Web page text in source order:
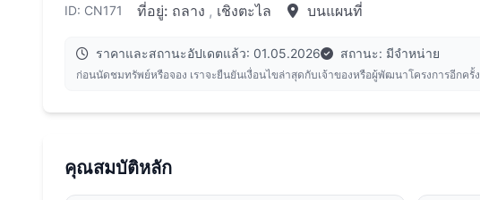
ID: CN171 ที่อยู่: ถลาง , เชิงตะไล บนแผนที่
ราคาและสถานะอัปเดตแล้ว: 01.05.2026 สถานะ: มีจำหน่าย
ก่อนนัดชมทรัพย์หรือจอง เราจะยืนยันเงื่อนไขล่าสุดกับเจ้าของหรือผู้พัฒนาโครงการอีกครั้ง
คุณสมบัติหลัก